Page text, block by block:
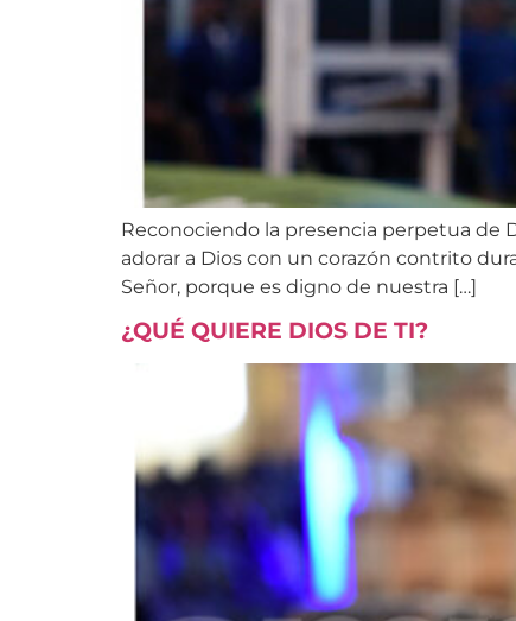
Reconociendo la presencia perpetua de
adorar a Dios con un corazón contrito
Señor, porque es digno de nuestra […]
¿QUÉ QUIERE DIOS DE TI?